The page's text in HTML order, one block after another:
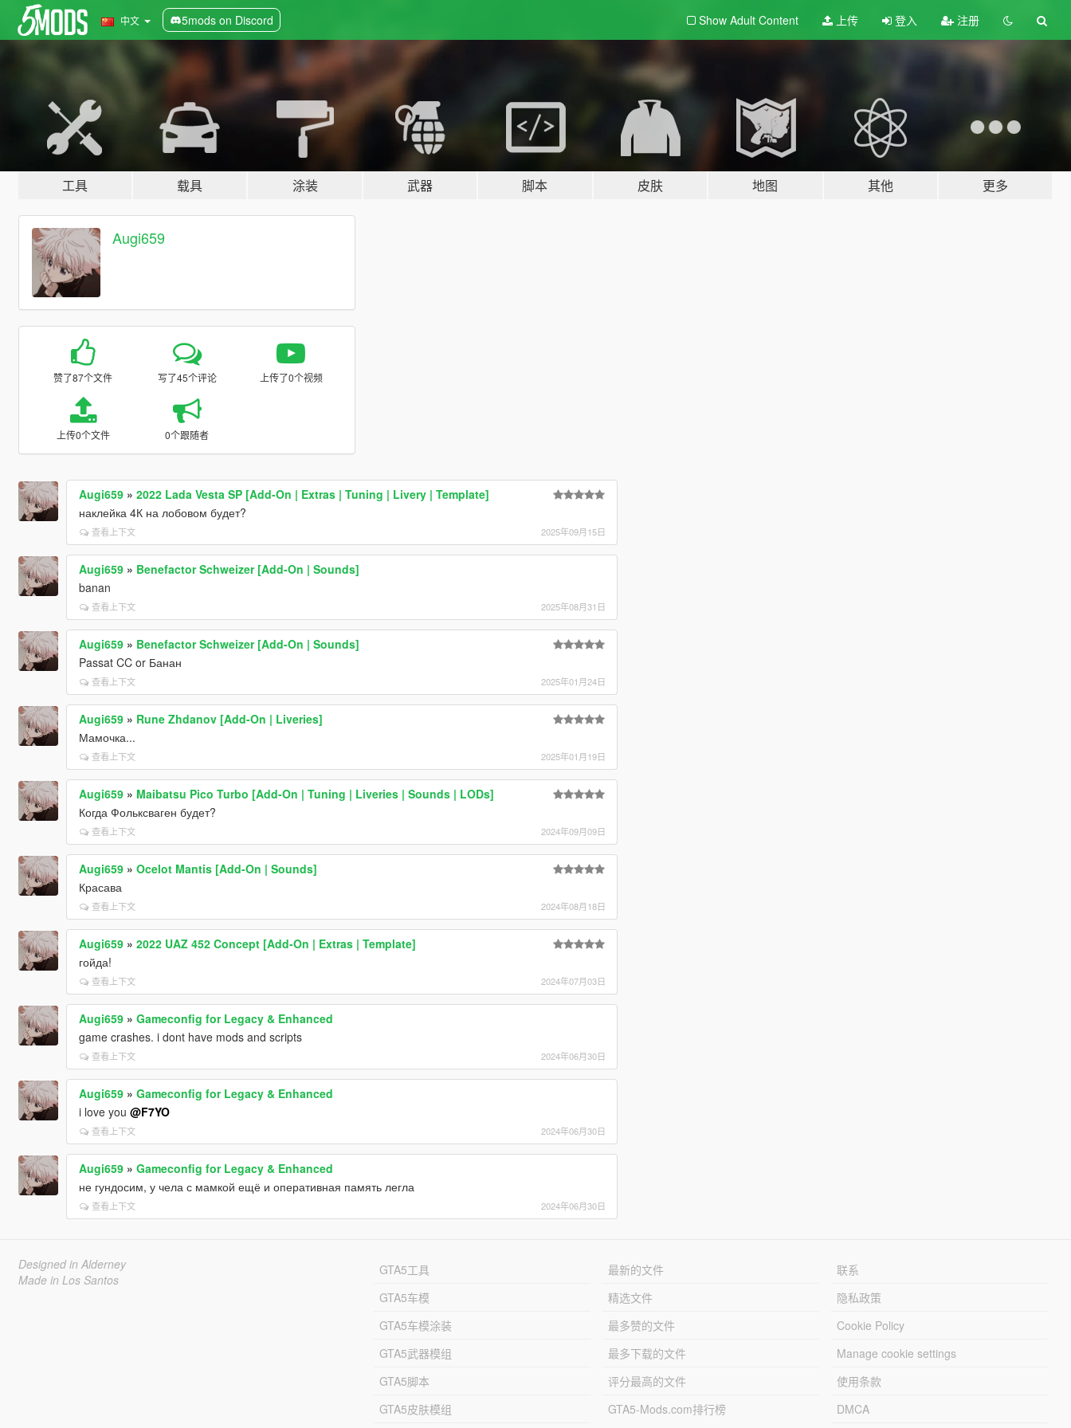
中文 5mods on Discord Show Adult Content 上传 登入 注册
工具 载具 涂装 武器 脚本 皮肤 地图 其他 更多
Augi659
赞了87个文件 写了45个评论 上传了0个视频
上传0个文件 0个跟随者
Augi659» 2022 Lada Vesta SP [Add-On | Extras | Tuning | Livery | Template]
наклейка 4К на лобовом будет?
查看上下文 2025年09月15日
Augi659» Benefactor Schweizer [Add-On | Sounds]
banan
查看上下文 2025年08月31日
Augi659» Benefactor Schweizer [Add-On | Sounds]
Passat CC or Банан
查看上下文 2025年01月24日
Augi659» Rune Zhdanov [Add-On | Liveries]
Мамочка...
查看上下文 2025年01月19日
Augi659» Maibatsu Pico Turbo [Add-On | Tuning | Liveries | Sounds | LODs]
Когда Фольксваген будет?
查看上下文 2024年09月09日
Augi659» Ocelot Mantis [Add-On | Sounds]
Красава
查看上下文 2024年08月18日
Augi659» 2022 UAZ 452 Concept [Add-On | Extras | Template]
гойда!
查看上下文 2024年07月03日
Augi659» Gameconfig for Legacy & Enhanced
game crashes. i dont have mods and scripts
查看上下文 2024年06月30日
Augi659» Gameconfig for Legacy & Enhanced
i love you @F7YO
查看上下文 2024年06月30日
Augi659» Gameconfig for Legacy & Enhanced
не гундосим, у чела с мамкой ещё и оперативная память легла
查看上下文 2024年06月30日
Designed in Alderney
Made in Los Santos
GTA5工具
GTA5车模
GTA5车模涂装
GTA5武器模组
GTA5脚本
GTA5皮肤模组
最新的文件
精选文件
最多赞的文件
最多下载的文件
评分最高的文件
GTA5-Mods.com排行榜
联系
隐私政策
Cookie Policy
Manage cookie settings
使用条款
DMCA